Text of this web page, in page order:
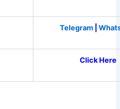
Telegram |
Click Here